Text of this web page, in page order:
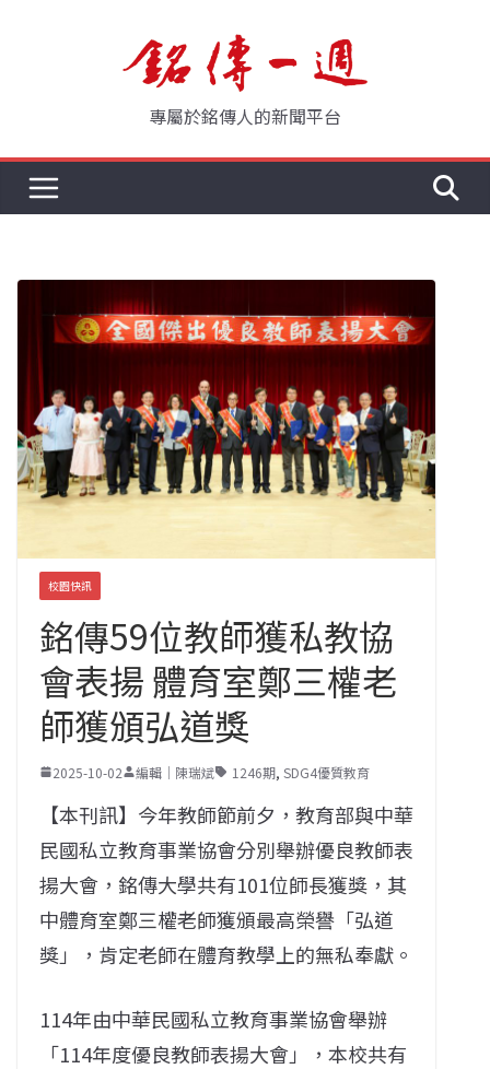
專屬於銘傳人的新聞平台
校園快訊
銘傳59位教師獲私教協
會表揚 體育室鄭三權老
師獲頒弘道獎
2025-10-02 編輯｜陳瑞斌 1246期, SDG4優質教育
【本刊訊】今年教師節前夕，教育部與中華
民國私立教育事業協會分別舉辦優良教師表
揚大會，銘傳大學共有101位師長獲獎，其
中體育室鄭三權老師獲頒最高榮譽「弘道
獎」，肯定老師在體育教學上的無私奉獻。
114年由中華民國私立教育事業協會舉辦
「114年度優良教師表揚大會」，本校共有